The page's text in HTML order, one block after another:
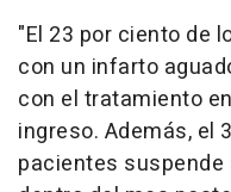
"El 23 por ciento de
con un infarto
con el tratamiento
ingreso. Además, el
pacientes